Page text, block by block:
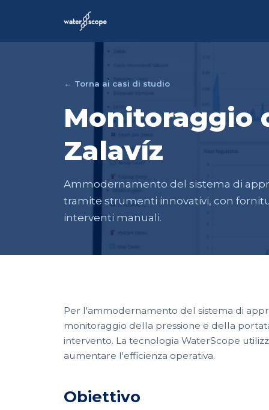
← Torna ai casi di studio
Monitoraggio
Zalavíz
Ammodernamento del sistema di
tramite strumenti innovativi, con
interventi manuali.
Per l'ammodernamento del sistema di
monitoraggio della pressione e della
intervento. La tecnologia WaterScope
aumentare l'efficienza operativa.
Obiettivo